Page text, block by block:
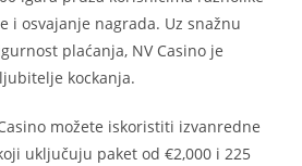
i osvajanje nagrada. Uz snažnu
plaćanja, NV Casino je
kockanja.
možete iskoristiti izvanredne
uključuju paket od €2,000 i 225